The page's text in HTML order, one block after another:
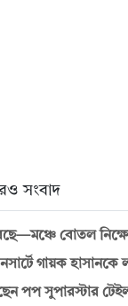
সংবাদ
বোতল
কনসার্টে গায়ক
পপ সুপারস্টার